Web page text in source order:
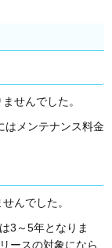
せんでした。
はメンテナンス料金
んでした。
3～5年となりま
ースの対象になら